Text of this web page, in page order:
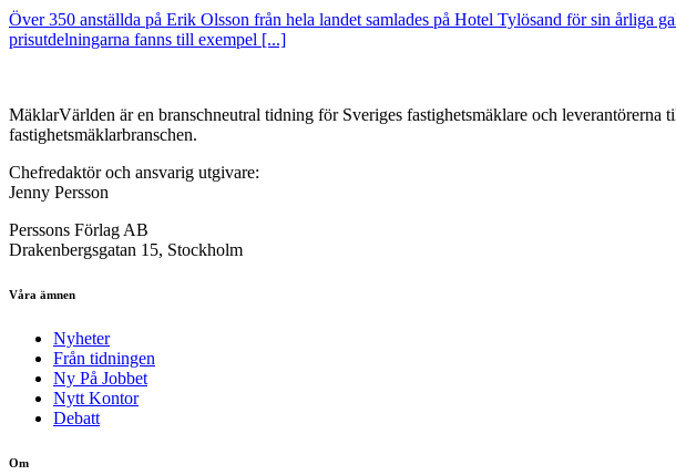
Över 350 anställda på Erik Olsson från hela landet samlades på Hotel Tylösand för sin årliga
prisutdelningarna fanns till exempel [...]
MäklarVärlden är en branschneutral tidning för Sveriges fastighetsmäklare och
fastighetsmäklarbranschen.
Chefredaktör och ansvarig utgivare:
Jenny Persson
Perssons Förlag AB
Drakenbergsgatan 15, Stockholm
Våra ämnen
Nyheter
Från tidningen
Ny På Jobbet
Nytt Kontor
Debatt
Om